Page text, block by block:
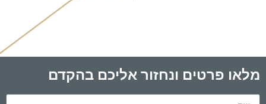
מלאו פרטים ונחזור אליכם בהקדם